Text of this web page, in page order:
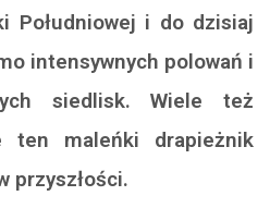
Południowej i do dzisiaj
intensywnych polowań i
siedlisk. Wiele też
maleńki drapieżnik
przyszłości.